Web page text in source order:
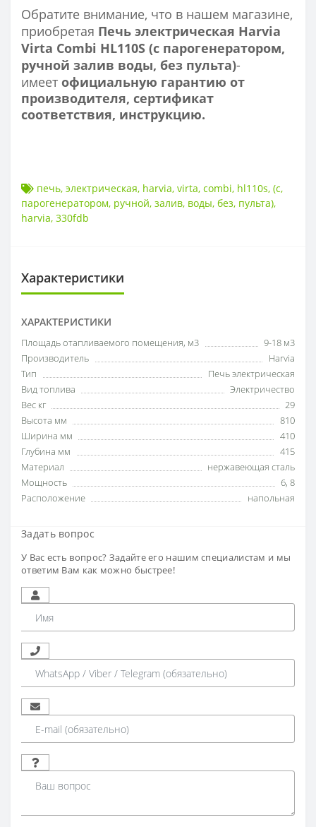
Обратите внимание, что в нашем магазине,
приобретая Печь электрическая Harvia
Virta Combi HL110S (с парогенератором,
ручной залив воды, без пульта)-
имеет официальную гарантию от
производителя, сертификат
соответствия, инструкцию.
печь, электрическая, harvia, virta, combi, hl110s, (с,
парогенератором, ручной, залив, воды, без, пульта),
harvia, 330fdb
Характеристики
ХАРАКТЕРИСТИКИ
Площадь отапливаемого помещения, м3
9-18 м3
Производитель
Harvia
Тип
Печь электрическая
Вид топлива
Электричество
Вес кг
29
Высота мм
810
Ширина мм
410
Глубина мм
415
Материал
нержавеющая сталь
Мощность
6, 8
Расположение
напольная
Задать вопрос
У Вас есть вопрос? Задайте его нашим специалистам и мы
ответим Вам как можно быстрее!